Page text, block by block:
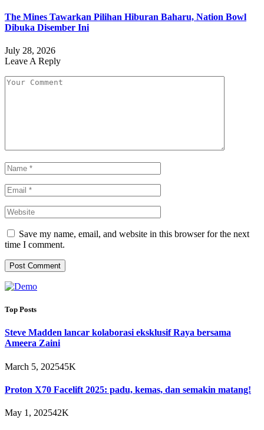
The Mines Tawarkan Pilihan Hiburan Baharu, Nation Bowl
Dibuka Disember Ini
July 28, 2026
Leave A Reply
Save my name, email, and website in this browser for the next
time I comment.
Top Posts
Steve Madden lancar kolaborasi eksklusif Raya bersama
Ameera Zaini
March 5, 202545K
Proton X70 Facelift 2025: padu, kemas, dan semakin matang!
May 1, 202542K